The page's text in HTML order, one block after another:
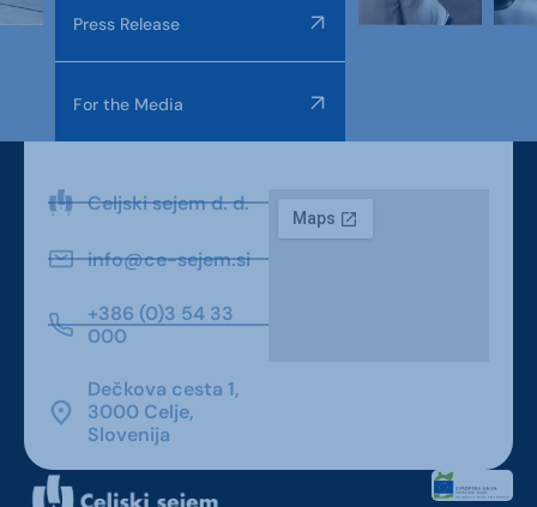
Press Release
For the Media
Celjski sejem d. d.
info@ce-sejem.si
+386 (0)3 54 33
000
Dečkova cesta 1,
3000 Celje,
Slovenija